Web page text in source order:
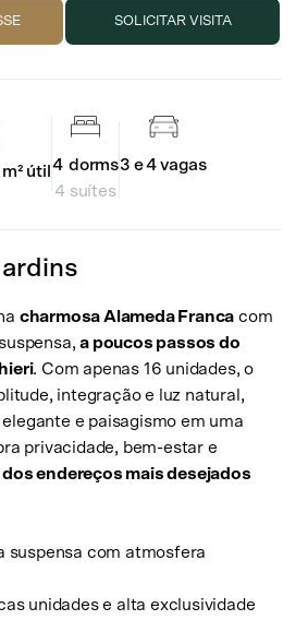
SOLICITAR VISITA
útil 4 dorms
4 suítes
3 e 4vagas
charmosa Alameda Franca com
a poucos passos do
. Com apenas 16 unidades, o
integração e luz natural,
e paisagismo em uma
privacidade, bem-estar e
dos endereços mais desejados
suspensa com atmosfera
unidades e alta exclusividade